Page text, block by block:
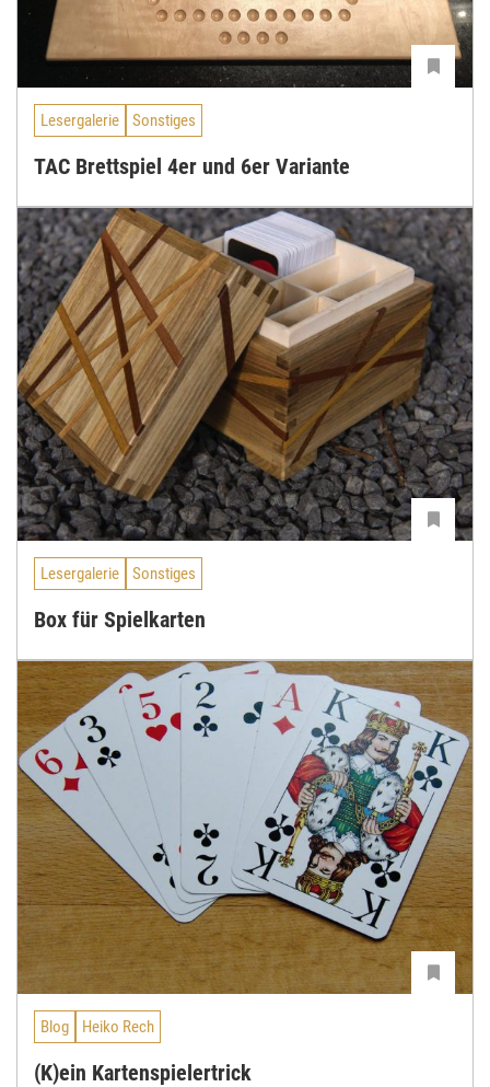
Lesergalerie Sonstiges
TAC Brettspiel 4er und 6er Variante
Lesergalerie Sonstiges
Box für Spielkarten
Blog Heiko Rech
(K)ein Kartenspielertrick